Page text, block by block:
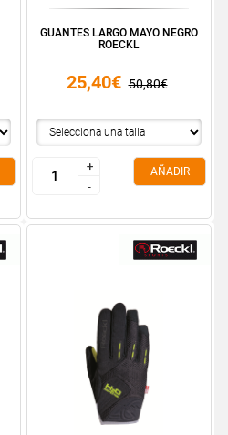
GUANTES LARGO MAYO NEGRO
ROECKL
25,40€ 50,80€
+
-
+
-
AÑADIR